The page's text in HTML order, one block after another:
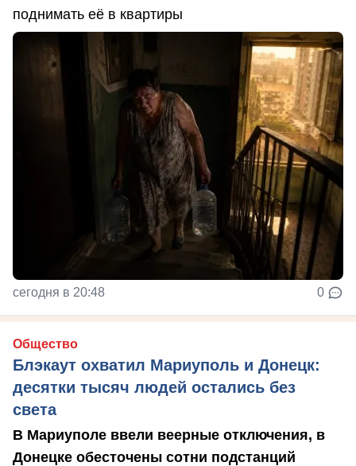
поднимать её в квартиры
сегодня в 20:48 0
Общество
Блэкаут охватил Мариуполь и Донецк:
десятки тысяч людей остались без
света
В Мариуполе ввели веерные отключения, в
Донецке обесточены сотни подстанций